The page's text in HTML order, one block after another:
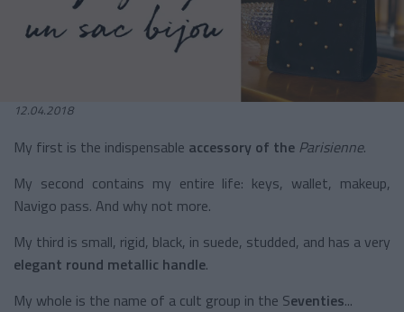
12.04.2018
My first is the indispensable accessory of the Parisienne.
My second contains my entire life: keys, wallet, makeup,
Navigo pass. And why not more.
My third is small, rigid, black, in suede, studded, and has a very
elegant round metallic handle.
My whole is the name of a cult group in the Seventies...